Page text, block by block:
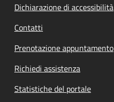
Dichiarazione di accessibilità
Contatti
Prenotazione appuntamento
Richiedi assistenza
Statistiche del portale